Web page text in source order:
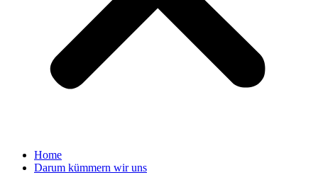
Home
Darum kümmern wir uns